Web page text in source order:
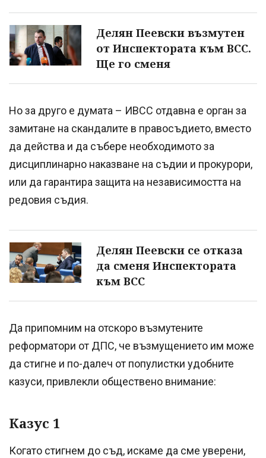
Делян Пеевски възмутен
от Инспектората към ВСС.
Ще го сменя
Но за друго е думата – ИВСС отдавна е орган за
замитане на скандалите в правосъдието, вместо
да действа и да събере необходимото за
дисциплинарно наказване на съдии и прокурори,
или да гарантира защита на независимостта на
редовия съдия.
Делян Пеевски се отказа
да сменя Инспектората
към ВСС
Да припомним на отскоро възмутените
реформатори от ДПС, че възмущението им може
да стигне и по-далеч от популистки удобните
казуси, привлекли обществено внимание:
Казус 1
Когато стигнем до съд, искаме да сме уверени,